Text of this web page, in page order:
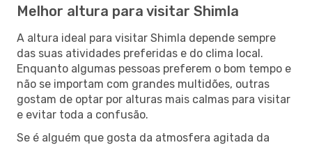
Melhor altura para visitar Shimla
A altura ideal para visitar Shimla depende sempre
das suas atividades preferidas e do clima local.
Enquanto algumas pessoas preferem o bom tempo e
não se importam com grandes multidões, outras
gostam de optar por alturas mais calmas para visitar
e evitar toda a confusão.
Se é alguém que gosta da atmosfera agitada da